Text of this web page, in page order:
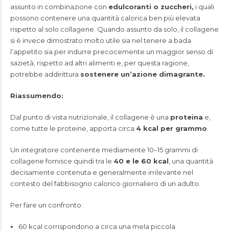
assunto in combinazione con edulcoranti o zuccheri, i quali
possono contenere una quantità calorica ben più elevata
rispetto al solo collagene. Quando assunto da solo, il collagene
si è invece dimostrato molto utile sia nel tenere a bada
l’appetito sia per indurre precocemente un maggior senso di
sazietà, rispetto ad altri alimenti e, per questa ragione,
potrebbe addirittura sostenere un’azione dimagrante.
Riassumendo:
Dal punto di vista nutrizionale, il collagene è una proteina e,
come tutte le proteine, apporta circa 4 kcal per grammo
Un integratore contenente mediamente 10–15 grammi di
collagene fornisce quindi tra le 40 e le 60 kcal , una quantità
decisamente contenuta e generalmente irrilevante nel
contesto del fabbisogno calorico giornaliero di un adulto.
Per fare un confronto:
60 kcal corrispondono a circa una mela piccola